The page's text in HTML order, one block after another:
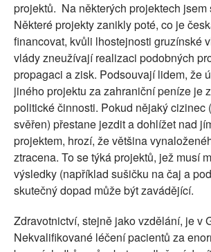
projektů. Na některých projektech jsem
Některé projekty zanikly poté, co je
financovat, kvůli lhostejnosti gruzínské
vlády zneužívají realizaci podobných
propagaci a zisk. Podsouvají lidem, že
jiného projektu za zahraniční peníze je
politické činnosti. Pokud nějaký cizinec
svěřen) přestane jezdit a dohlížet nad
projektem, hrozí, že většina
ztracena. To se týká projektů, jež musí
výsledky (například sušičku na čaj a
skutečný dopad může být zavádějící.
Zdravotnictví, stejně jako vzdělání, je v
Nekvalifikované léčení pacientů za